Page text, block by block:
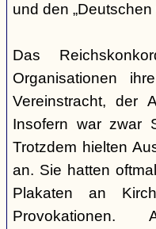
und den
Das
Organisationen
Vereinstracht, der
Insofern war zwar
Trotzdem hielten
an. Sie hatten
Plakaten an